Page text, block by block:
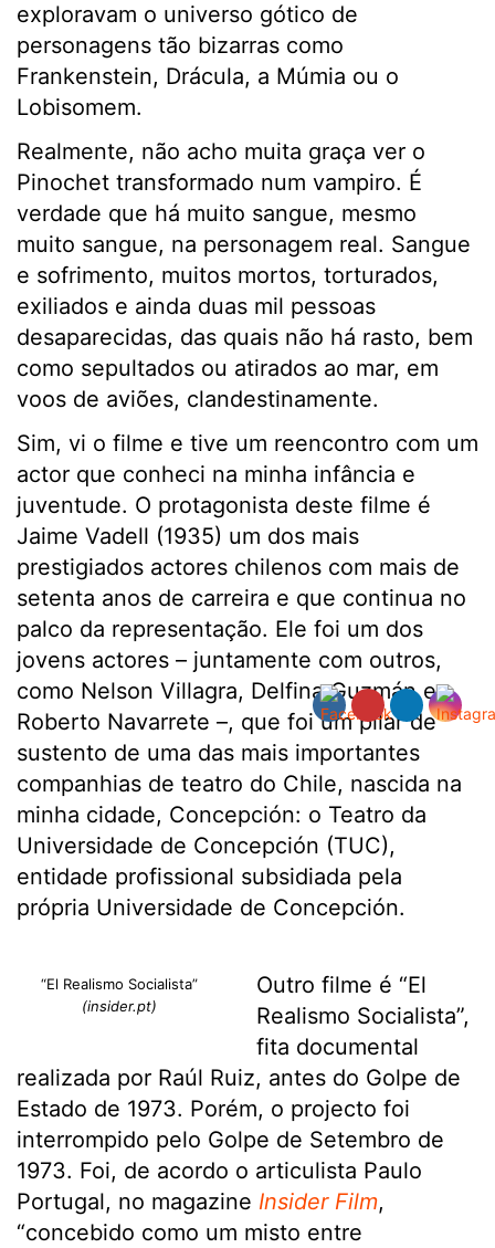
exploravam o universo gótico de
personagens tão bizarras como
Frankenstein, Drácula, a Múmia ou o
Lobisomem.
Realmente, não acho muita graça ver o
Pinochet transformado num vampiro. É
verdade que há muito sangue, mesmo
muito sangue, na personagem real. Sangue
e sofrimento, muitos mortos, torturados,
exiliados e ainda duas mil pessoas
desaparecidas, das quais não há rasto, bem
como sepultados ou atirados ao mar, em
voos de aviões, clandestinamente.
Sim, vi o filme e tive um reencontro com um
actor que conheci na minha infância e
juventude. O protagonista deste filme é
Jaime Vadell (1935) um dos mais
prestigiados actores chilenos com mais de
setenta anos de carreira e que continua no
palco da representação. Ele foi um dos
jovens actores – juntamente com outros,
como Nelson Villagra, Delfina Guzmán e
Roberto Navarrete –, que foi um pilar de
sustento de uma das mais importantes
companhias de teatro do Chile, nascida na
minha cidade, Concepción: o Teatro da
Universidade de Concepción (TUC),
entidade profissional subsidiada pela
própria Universidade de Concepción.
“El Realismo Socialista”
(insider.pt)
Outro filme é “El
Realismo Socialista”,
fita documental
realizada por Raúl Ruiz, antes do Golpe de
Estado de 1973. Porém, o projecto foi
interrompido pelo Golpe de Setembro de
1973. Foi, de acordo o articulista Paulo
Portugal, no magazine Insider Film,
“concebido como um misto entre